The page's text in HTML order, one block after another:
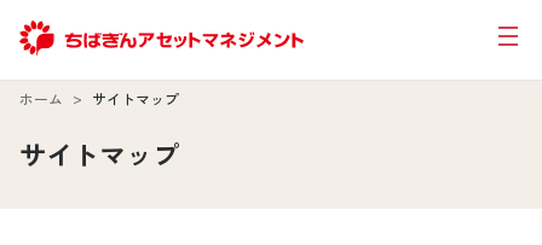
ホーム サイトマップ
サイトマップ